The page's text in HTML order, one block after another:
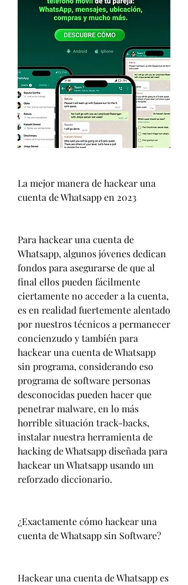
La mejor manera de hackear una
cuenta de Whatsapp en 2023
Para hackear una cuenta de
Whatsapp, algunos jóvenes dedican
fondos para asegurarse de que al
final ellos pueden fácilmente
ciertamente no acceder a la cuenta,
es en realidad fuertemente alentado
por nuestros técnicos a permanecer
concienzudo y también para
hackear una cuenta de Whatsapp
sin programa, considerando eso
programa de software personas
desconocidas pueden hacer que
penetrar malware, en lo más
horrible situación track-backs,
instalar nuestra herramienta de
hacking de Whatsapp diseñada para
hackear un Whatsapp usando un
reforzado diccionario.
¿Exactamente cómo hackear una
cuenta de Whatsapp sin Software?
Hackear una cuenta de Whatsapp es